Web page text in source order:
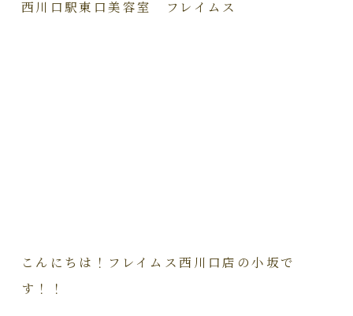
西川口駅東口美容室 フレイムス
こんにちは！フレイムス西川口店の小坂で
す！！